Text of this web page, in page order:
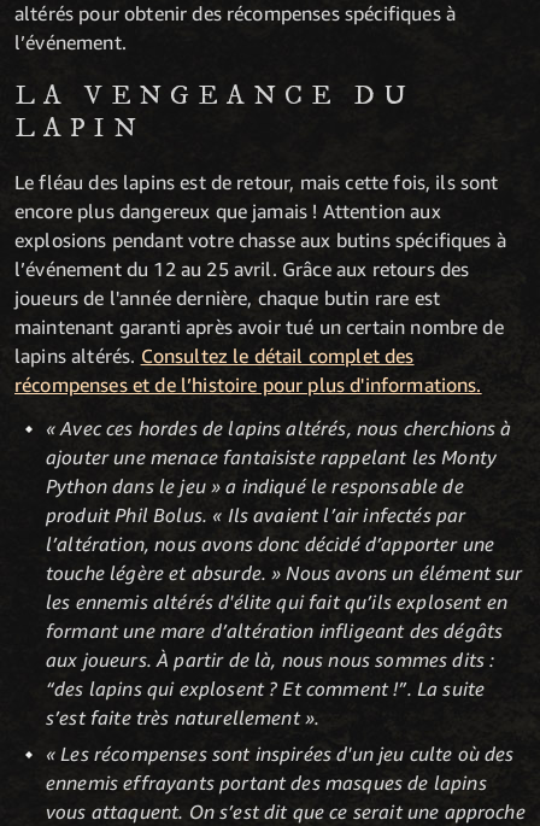
altérés pour obtenir des récompenses spécifiques à
l’événement.
LA VENGEANCE DU
LAPIN
Le fléau des lapins est de retour, mais cette fois, ils sont
encore plus dangereux que jamais ! Attention aux
explosions pendant votre chasse aux butins spécifiques à
l’événement du 12 au 25 avril. Grâce aux retours des
joueurs de l'année dernière, chaque butin rare est
maintenant garanti après avoir tué un certain nombre de
lapins altérés. Consultez le détail complet des
récompenses et de l’histoire pour plus d'informations.
« Avec ces hordes de lapins altérés, nous cherchions à
ajouter une menace fantaisiste rappelant les Monty
Python dans le jeu » a indiqué le responsable de
produit Phil Bolus. « Ils avaient l’air infectés par
l’altération, nous avons donc décidé d’apporter une
touche légère et absurde. » Nous avons un élément sur
les ennemis altérés d'élite qui fait qu’ils explosent en
formant une mare d’altération infligeant des dégâts
aux joueurs. À partir de là, nous nous sommes dits :
“des lapins qui explosent ? Et comment !”. La suite
s’est faite très naturellement ».
« Les récompenses sont inspirées d'un jeu culte où des
ennemis effrayants portant des masques de lapins
vous attaquent. On s’est dit que ce serait une approche